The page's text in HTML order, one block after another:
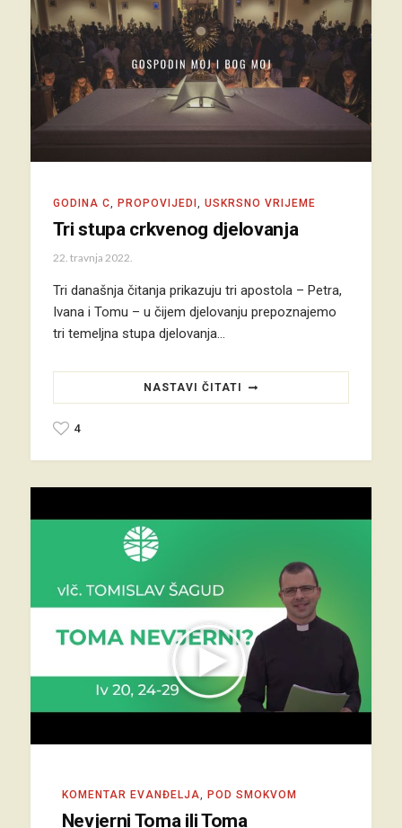
GODINA C, PROPOVIJEDI , USKRSNO VRIJEME
Tri stupa crkvenog djelovanja
22. travnja 2022.
Tri današnja čitanja prikazuju tri apostola – Petra,
Ivana i Tomu – u čijem djelovanju prepoznajemo
tri temeljna stupa djelovanja…
NASTAVI ČITATI
4
KOMENTAR EVANĐELJA POD SMOKVOM
Nevjerni Toma ili Toma